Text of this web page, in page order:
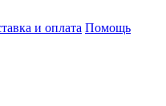
и оплата Помощь